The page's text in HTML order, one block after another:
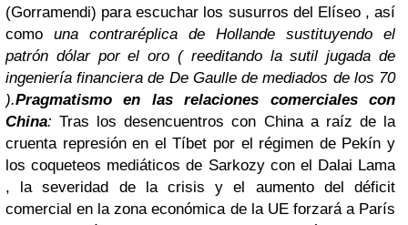
(Gorramendi) para escuchar los susurros del Elíseo , así
como una contraréplica de Hollande sustituyendo el
patrón dólar por el oro ( reeditando la sutil jugada de
ingeniería financiera de De Gaulle de mediados de los 70
).Pragmatismo en las relaciones comerciales con
China: Tras los desencuentros con China a raíz de la
cruenta represión en el Tíbet por el régimen de Pekín y
los coqueteos mediáticos de Sarkozy con el Dalai Lama
, la severidad de la crisis y el aumento del déficit
comercial en la zona económica de la UE forzará a París